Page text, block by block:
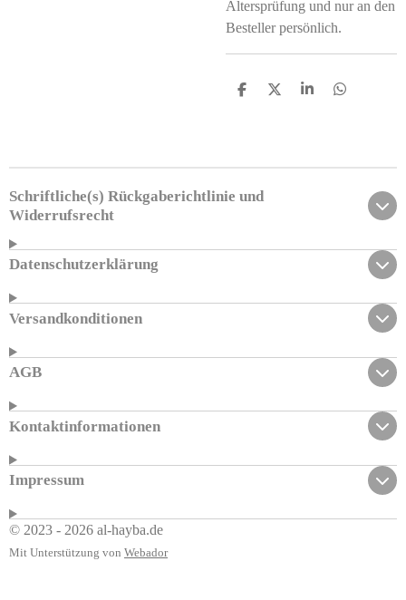
Altersprüfung und nur an den
Besteller persönlich.
T
n
T
n
T
n
T
n
Schriftliche(s) Rückgaberichtlinie und
Widerrufsrecht
Datenschutzerklärung
Versandkonditionen
AGB
Kontaktinformationen
Impressum
© 2023 - 2026 al-hayba.de
Mit Unterstützung von Webador